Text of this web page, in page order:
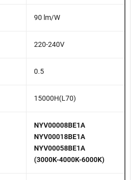
90 lm/W
220-240V
0.5
15000H(L70)
NYV00008BE1A
NYV00018BE1A
NYV00058BE1A
(3000K-4000K-6000K)